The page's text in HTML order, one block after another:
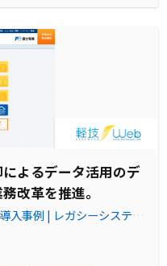
よるデータ活用のデ
改革を推進。
入事例 | レガシーシステム
ル化を実現。全社的な業務